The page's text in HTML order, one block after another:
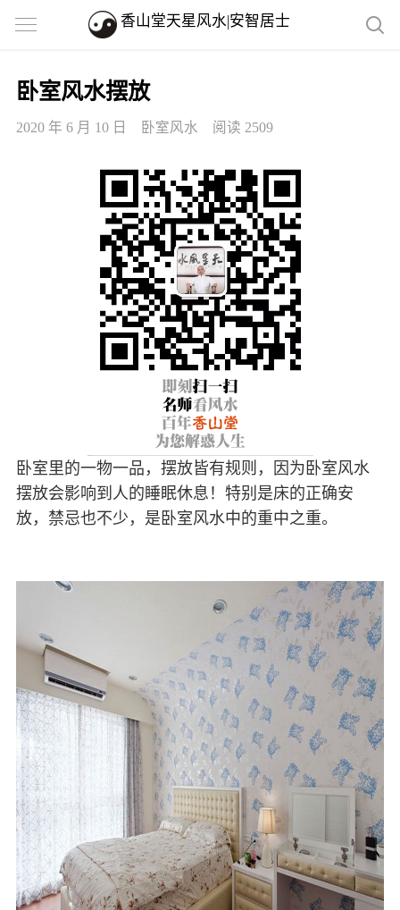
香山堂天星风水|安智居士
卧室风水摆放
2020 年 6 月 10 日 卧室风水 阅读 2509
卧室里的一物一品，摆放皆有规则，因为卧室风水
摆放会影响到人的睡眠休息！特别是床的正确安
放，禁忌也不少，是卧室风水中的重中之重。